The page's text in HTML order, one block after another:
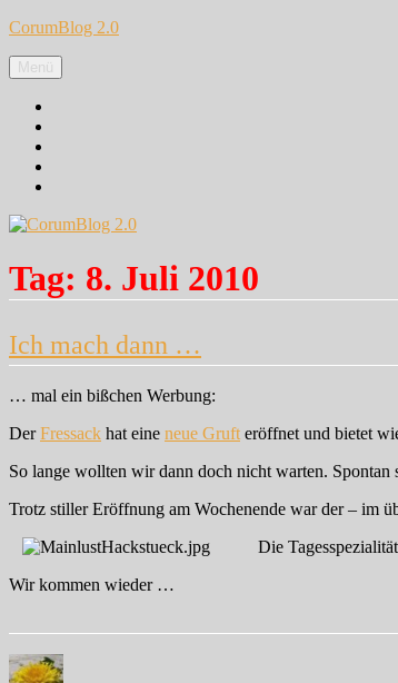
Zum
springen
CorumBlog 2.0
Menü
Tag: 8. Juli 2010
Ich mach dann …
… mal ein bißchen Werbung:
DerFressack hat eine neue Gruft eröffnet und bietet
So lange wollten wir dann doch nicht warten.
Trotz stiller Eröffnung am Wochenende war der – im
Die
Wir kommen wieder …
Autor